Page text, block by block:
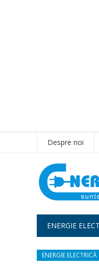
Despre noi
ENERGIE
ENERGIE ELECTRICĂ